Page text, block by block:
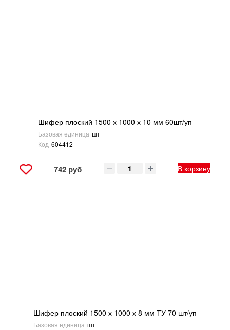
Шифер плоский 1500 х 1000 х 10 мм 60шт/уп
Базовая единица шт
Код 604412
742 руб В корзину
Шифер плоский 1500 х 1000 х 8 мм ТУ 70 шт/уп
Базовая единица шт